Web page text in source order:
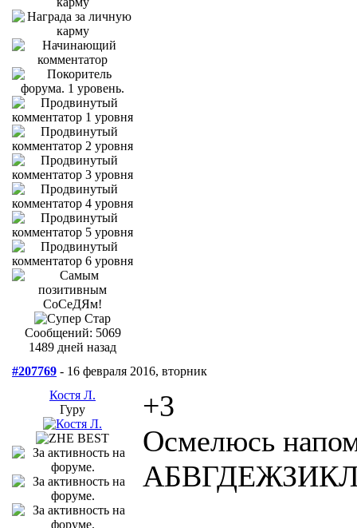
Сообщений: 5069
1489 дней назад
#207769 - 16 февраля 2016, вторник
Костя Л.
Гуру
+3
Осмелюсь